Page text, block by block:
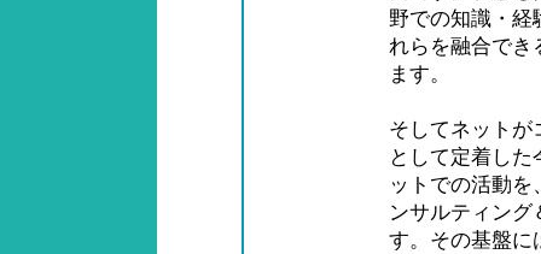
野での知識・経
れらを融合でき
ます。
そしてネットが
として定着した
ットでの活動
ンサルティン
す。その基盤に